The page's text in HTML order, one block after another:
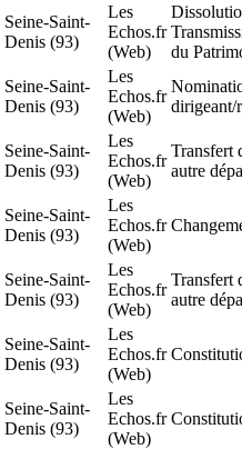
Seine-Saint-
Denis (93)
Les
Echos.fr
(Web)
du
Seine-Saint-
Denis (93)
Les
Echos.fr
(Web)
dirigeant/
Seine-Saint-
Denis (93)
Les
Echos.fr
(Web)
Transfert
autre
Seine-Saint-
Denis (93)
Les
Echos.fr
(Web)
Seine-Saint-
Denis (93)
Les
Echos.fr
(Web)
Transfert
autre
Seine-Saint-
Denis (93)
Les
Echos.fr
(Web)
Seine-Saint-
Denis (93)
Les
Echos.fr
(Web)